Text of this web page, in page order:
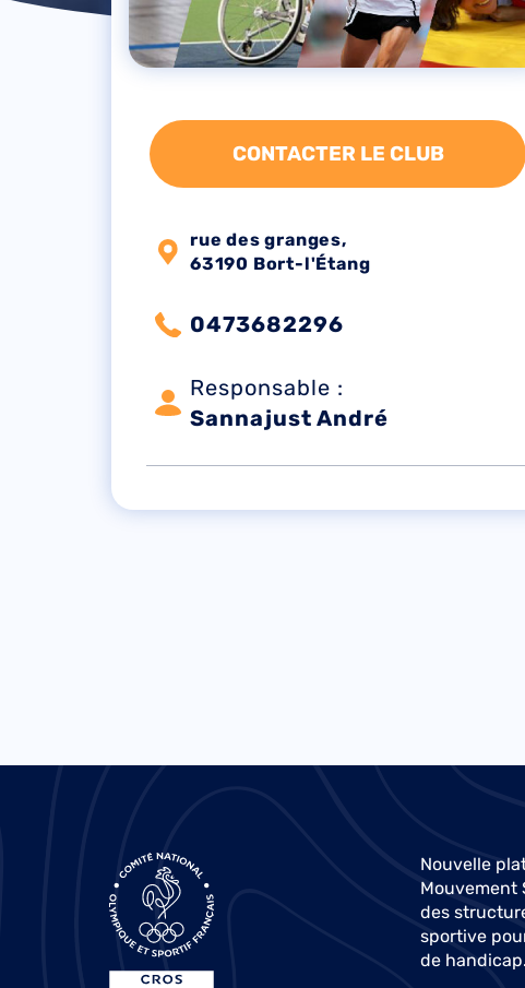
CONTACTER LE CLUB
rue des granges,
63190 Bort-l'Étang
0473682296
Responsable :
Sannajust André
Nouvelle
Mouvement
des
sportive
de handicap.